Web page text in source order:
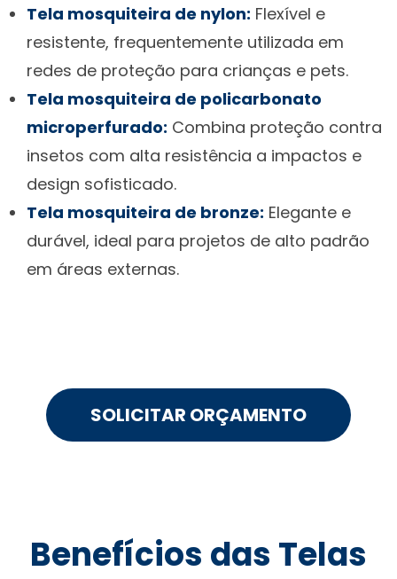
Tela mosquiteira de nylon: Flexível e
resistente, frequentemente utilizada em
redes de proteção para crianças e pets.
Tela mosquiteira de policarbonato
microperfurado: Combina proteção contra
insetos com alta resistência a impactos e
design sofisticado.
Tela mosquiteira de bronze: Elegante e
durável, ideal para projetos de alto padrão
em áreas externas.
SOLICITAR ORÇAMENTO
Benefícios das Telas